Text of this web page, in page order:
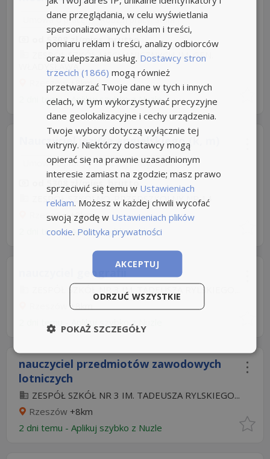
Umowa o pracę Rodzaj pracy: Stała
od 5308 zł/mies. brutto
ZESPÓŁ SZKÓŁ MECHANICZNYCH IM. GEN.
WŁADYSŁAWA...
Rzeszów+8km
2 dni temu - Aplikuj szybko z Nuzle
Nauczyciel języka angielskiego (k, m)
Umowa o pracę Rodzaj pracy: Stała
od 5308 zł/mies. brutto
ZESPÓŁ SZKOLNO-PRZEDSZKOLNY NR 14
Rzeszów+8km
2 dni temu -Aplikuj szybko z Nuzle
nauczyciel geografii
ZESPÓŁ SZKÓŁ NR 3 IM. TADEUSZA RYLSKIEGO...
+8km
2 dni temu -
Aplikuj szybko z Nuzle
nauczyciel przedmiotów zawodowych
lotniczych
ZESPÓŁ SZKÓŁ NR 3 IM. TADEUSZA RYLSKIEGO...
Rzeszów +8km
2 dni temu - Aplikuj szybko z Nuzle
dane przeglądania, w celu wyświetlania
spersonalizowanych reklam i treści,
pomiaru reklam i treści, analizy odbiorców
oraz ulepszania usług. Dostawcy stron
trzecich (1866) mogą również
przetwarzać Twoje dane w tych i innych
celach, w tym wykorzystywać precyzyjne
dane geolokalizacyjne i cechy urządzenia.
Twoje wybory dotyczą wyłącznie tej
witryny. Niektórzy dostawcy mogą
opierać się na prawnie uzasadnionym
interesie zamiast na zgodzie; masz prawo
sprzeciwić się temu w Ustawieniach
reklam. Możesz w każdej chwili wycofać
swoją zgodę w Ustawieniach plików
cookie. Polityka prywatności
AKCEPTUJ
ODRZUĆ WSZYSTKIE
POKAŻ SZCZEGÓŁY